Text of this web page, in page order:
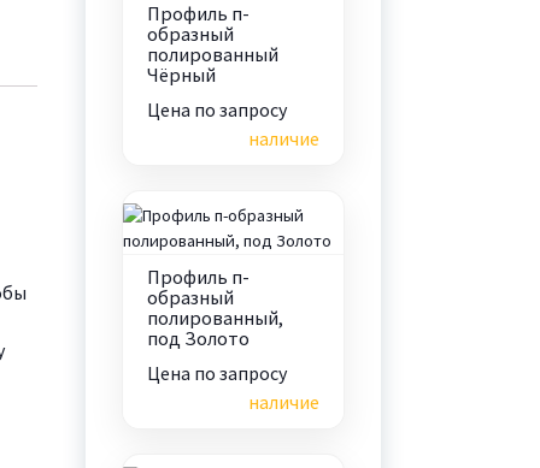
Профиль п-
образный
полированный
Чёрный
Цена по запросу
наличие
Профиль п-
образный
полированный,
под Золото
Цена по запросу
наличие